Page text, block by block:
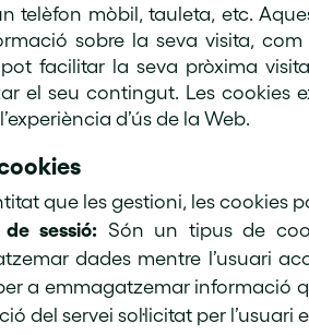
telèfon mòbil, tauleta, etc.
sobre la seva visita,
facilitar la seva pròxima
el seu contingut. Les cookies
d’ús de la Web.
que les gestioni, les cookies
sessió: Són un tipus de
dades mentre l’usuari
a emmagatzemar informació
del servei sol·licitat per l’usuari